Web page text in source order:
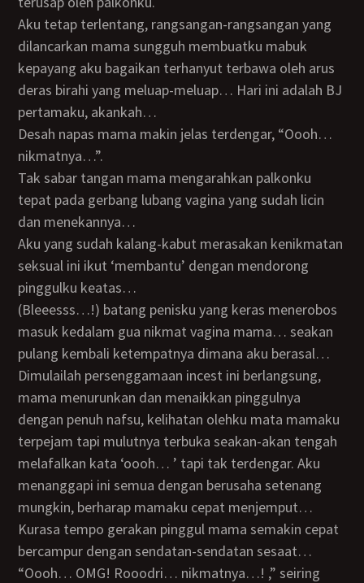
Aku tetap terlentang, rangsangan-rangsangan yang
dilancarkan mama sungguh membuatku mabuk
kepayang aku bagaikan terhanyut terbawa oleh arus
deras birahi yang meluap-meluap… Hari ini adalah BJ
pertamaku, akankah…
Desah napas mama makin jelas terdengar, “Oooh…
nikmatnya…”.
Tak sabar tangan mama mengarahkan palkonku
tepat pada gerbang lubang vagina yang sudah licin
dan menekannya…
Aku yang sudah kalang-kabut merasakan kenikmatan
seksual ini ikut ‘membantu’ dengan mendorong
pinggulku keatas…
(Bleeesss…!) batang penisku yang keras menerobos
masuk kedalam gua nikmat vagina mama… seakan
pulang kembali ketempatnya dimana aku berasal…
Dimulailah persenggamaan incest ini berlangsung,
mama menurunkan dan menaikkan pinggulnya
dengan penuh nafsu, kelihatan olehku mata mamaku
terpejam tapi mulutnya terbuka seakan-akan tengah
melafalkan kata ‘oooh… ’ tapi tak terdengar. Aku
menanggapi ini semua dengan berusaha setenang
mungkin, berharap mamaku cepat menjemput…
Kurasa tempo gerakan pinggul mama semakin cepat
bercampur dengan sendatan-sendatan sesaat…
“Oooh… OMG! Rooodri… nikmatnya…! ,” seiring